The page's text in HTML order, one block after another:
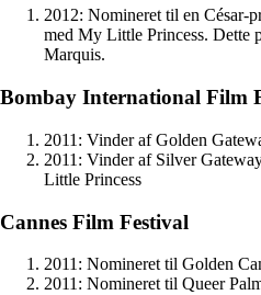
2012: Nomineret til en César-
med My Little Princess. Dette
Marquis.
Bombay International Film
2011: Vinder af Golden
2011: Vinder af Silver
Little Princess
Cannes Film Festival
2011: Nomineret til Golden
2011: Nomineret til Queer